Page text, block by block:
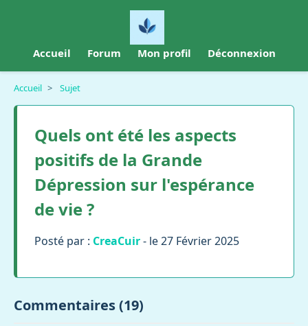
Accueil Forum Mon profil Déconnexion
Accueil > Sujet
Quels ont été les aspects
positifs de la Grande
Dépression sur l'espérance
de vie ?
Posté par : CreaCuir- le 27 Février 2025
Commentaires (19)